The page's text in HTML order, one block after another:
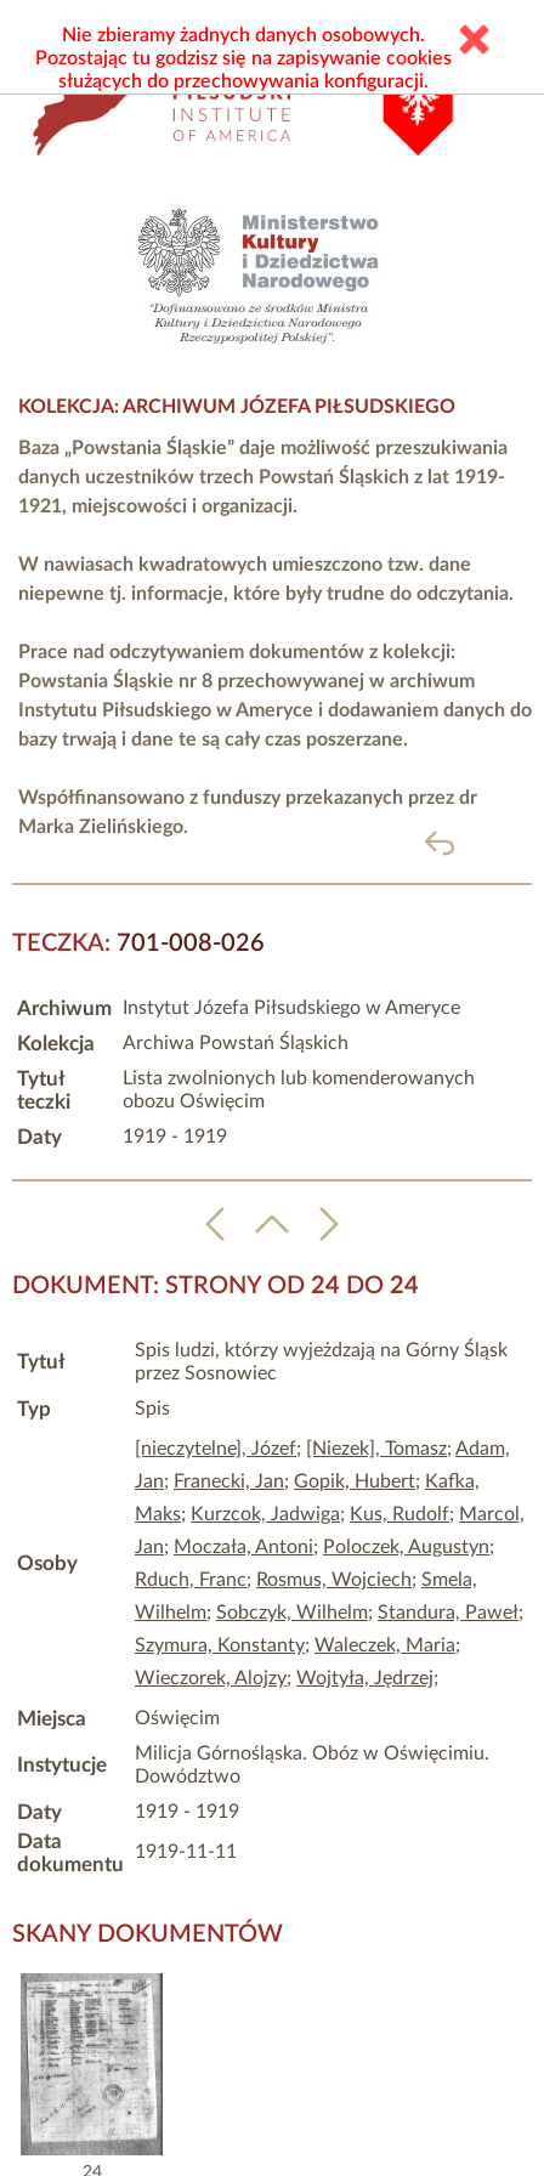
KOLEKCJA: ARCHIWUM JÓZEFA PIŁSUDSKIEGO
Baza „Powstania Śląskie” daje możliwość przeszukiwania
danych uczestników trzech Powstań Śląskich z lat 1919-
1921, miejscowości i organizacji.
W nawiasach kwadratowych umieszczono tzw. dane
niepewne tj. informacje, które były trudne do odczytania.
Prace nad odczytywaniem dokumentów z kolekcji:
Powstania Śląskie nr 8 przechowywanej w archiwum
Instytutu Piłsudskiego w Ameryce i dodawaniem danych do
bazy trwają i dane te są cały czas poszerzane.
Współfinansowano z funduszy przekazanych przez dr
Marka Zielińskiego.
powrót
TECZKA: 701-008-026
Archiwum Instytut Józefa Piłsudskiego w Ameryce
Kolekcja Archiwa Powstań Śląskich
Tytuł
teczki
Lista zwolnionych lub komenderowanych
obozu Oświęcim
Daty 1919 - 1919
DOKUMENT: STRONY OD 24 DO 24
Tytuł
Spis ludzi, którzy wyjeżdzają na Górny Śląsk
przez Sosnowiec
Typ Spis
Osoby
[nieczytelne], Józef; [Niezek], Tomasz; Adam,
Jan; Franecki, Jan; Gopik, Hubert; Kafka,
Maks; Kurzcok, Jadwiga; Kus, Rudolf; Marcol,
Jan; Moczała, Antoni; Poloczek, Augustyn;
Rduch, Franc; Rosmus, Wojciech; Smela,
Wilhelm; Sobczyk, Wilhelm; Standura, Paweł;
Szymura, Konstanty; Waleczek, Maria;
Wieczorek, Alojzy; Wojtyła, Jędrzej;
Miejsca Oświęcim
Instytucje
Milicja Górnośląska. Obóz w Oświęcimiu.
Dowództwo
Daty 1919 - 1919
Data
dokumentu
1919-11-11
SKANY DOKUMENTÓW
24
Nie zbieramy żadnych danych osobowych.
Pozostając tu godzisz się na zapisywanie cookies
służących do przechowywania konfiguracji.